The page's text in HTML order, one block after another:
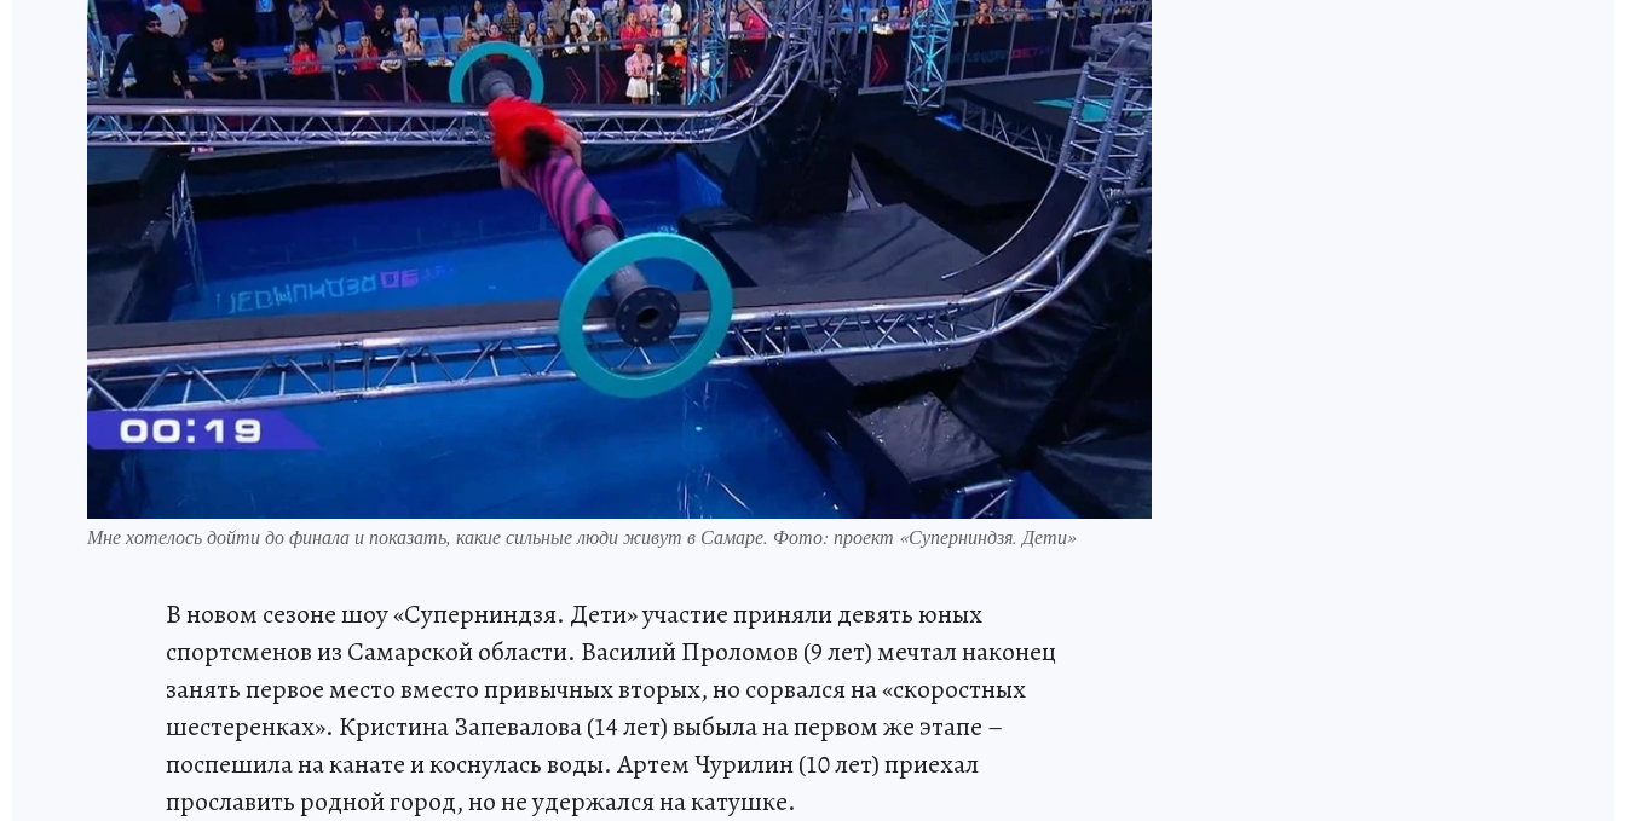
Мне хотелось дойти до финала и показать, какие сильные люди живут в Самаре. Фото: проект «Суперниндзя. Дети»
В новом сезоне шоу «Суперниндзя. Дети» участие приняли девять юных
спортсменов из Самарской области. Василий Проломов (9 лет) мечтал наконец
занять первое место вместо привычных вторых, но сорвался на «скоростных
шестеренках». Кристина Запевалова (14 лет) выбыла на первом же этапе –
поспешила на канате и коснулась воды. Артем Чурилин (10 лет) приехал
прославить родной город, но не удержался на катушке.